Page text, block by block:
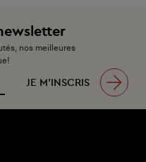
nos meilleures
JE M’INSCRIS